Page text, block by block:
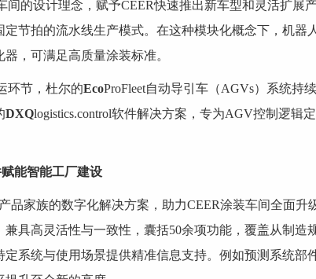
间的设计理念，赋予CEER快速推出新车型和灵活扩
定节拍的流水线生产模式。在这种模块化概念下，机
，可满足高质量涂装标准。
环节，杜尔的EcoProFleet自动导引车（AGVs）系统持
DXQlogistics.control软件解决方案，专为AGV控制逻
能智能工厂建设
品家族的数字化解决方案，助力CEER涂装车间全面
兼具高灵活性与一致性，囊括50余项功能，覆盖从制
定系统与使用场景提供精准信息支持。例如预测系统